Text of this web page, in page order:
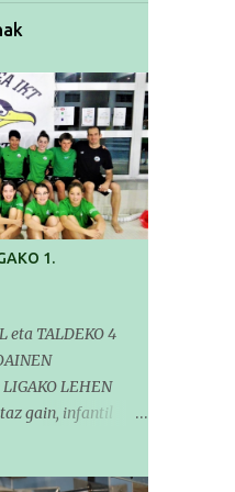
1.
eta TALDEKO 4
LIGAKO LEHEN
gain, infantil